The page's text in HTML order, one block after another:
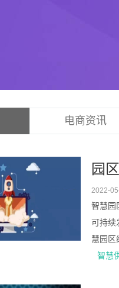
电商资讯
园
2022-
智慧园
可持续
慧园区
智慧